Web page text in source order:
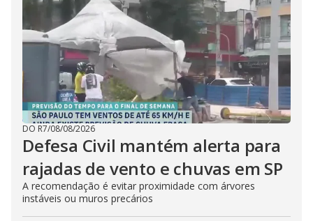
DO R7/08/08/2026
Defesa Civil mantém alerta para
rajadas de vento e chuvas em SP
A recomendação é evitar proximidade com árvores
instáveis ou muros precários